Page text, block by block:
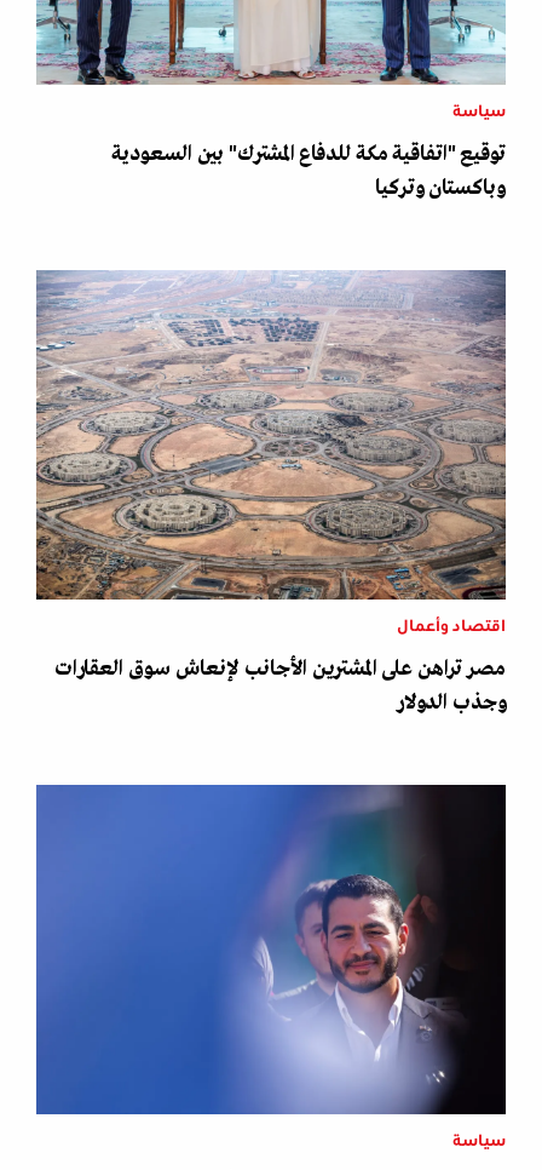
سياسة
توقيع "اتفاقية مكة للدفاع المشترك" بين السعودية
وباكستان وتركيا
اقتصاد وأعمال
مصر تراهن على المشترين الأجانب لإنعاش سوق العقارات
وجذب الدولار
سياسة